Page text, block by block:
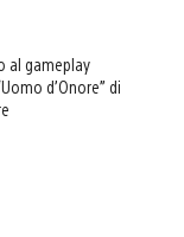
al gameplay
d’Onore” di